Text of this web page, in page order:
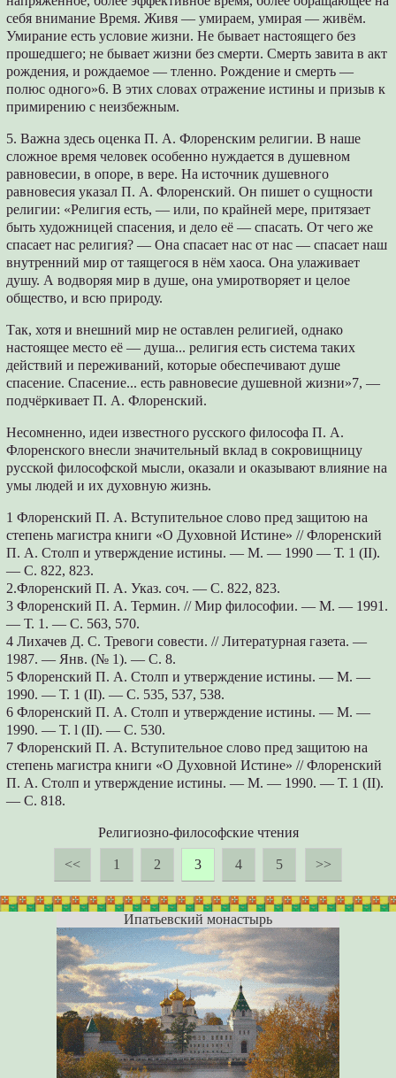
себя внимание Время. Живя — умираем, умирая — живём.
Умирание есть условие жизни. Не бывает настоящего без
прошедшего; не бывает жизни без смерти. Смерть завита в акт
рождения, и рождаемое — тленно. Рождение и смерть —
полюс одного»6. В этих словах отражение истины и призыв к
примирению с неизбежным.
5. Важна здесь оценка П. А. Флоренским религии. В наше
сложное время человек особенно нуждается в душевном
равновесии, в опоре, в вере. На источник душевного
равновесия указал П. А. Флоренский. Он пишет о сущности
религии: «Религия есть, — или, по крайней мере, притязает
быть художницей спасения, и дело её — спасать. От чего же
спасает нас религия? — Она спасает нас от нас — спасает наш
внутренний мир от таящегося в нём хаоса. Она улаживает
душу. А водворяя мир в душе, она умиротворяет и целое
общество, и всю природу.
Так, хотя и внешний мир не оставлен религией, однако
настоящее место её — душа... религия есть система таких
действий и переживаний, которые обеспечивают душе
спасение. Спасение... есть равновесие душевной жизни»7, —
подчёркивает П. А. Флоренский.
Несомненно, идеи известного русского философа П. А.
Флоренского внесли значительный вклад в сокровищницу
русской философской мысли, оказали и оказывают влияние на
умы людей и их духовную жизнь.
1 Флоренский П. А. Вступительное слово пред защитою на
степень магистра книги «О Духовной Истине» // Флоренский
П. А. Столп и утверждение истины. — М. — 1990 — Т. 1 (II).
— С. 822, 823.
2.Флоренский П. А. Указ. соч. — С. 822, 823.
3 Флоренский П. А. Термин. // Мир философии. — М. — 1991.
— Т. 1. — С. 563, 570.
4 Лихачев Д. С. Тревоги совести. // Литературная газета. —
1987. — Янв. (№ 1). — С. 8.
5 Флоренский П. А. Столп и утверждение истины. — М. —
1990. — Т. 1 (II). — С. 535, 537, 538.
6 Флоренский П. А. Столп и утверждение истины. — М. —
1990. — T. l (II). — С. 530.
7 Флоренский П. А. Вступительное слово пред защитою на
степень магистра книги «О Духовной Истине» // Флоренский
П. А. Столп и утверждение истины. — М. — 1990. — Т. 1 (II).
— С. 818.
Религиозно-философские чтения
<< 1 2 3 4 5 >>
Ипатьевский монастырь